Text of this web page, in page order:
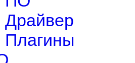
Драйвер
Плагины